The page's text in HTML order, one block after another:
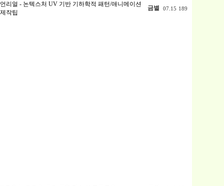
언리얼 - 논텍스처 UV 기반 기하학적 패턴/애니메이션
제작팁
금별 07.15 189